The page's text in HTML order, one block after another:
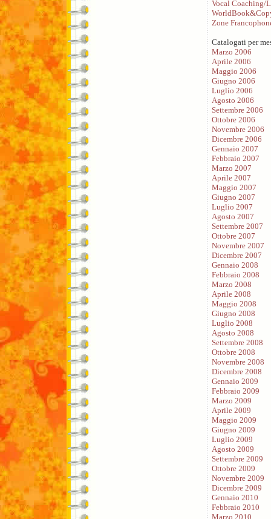
Vocal Coaching/
Zone
Catalogati per
Marzo 2006
Aprile 2006
Maggio 2006
Giugno 2006
Luglio 2006
Agosto 2006
Settembre 2006
Ottobre 2006
Novembre 2006
Dicembre 2006
Gennaio 2007
Febbraio 2007
Marzo 2007
Aprile 2007
Maggio 2007
Giugno 2007
Luglio 2007
Agosto 2007
Settembre 2007
Ottobre 2007
Novembre 2007
Dicembre 2007
Gennaio 2008
Febbraio 2008
Marzo 2008
Aprile 2008
Maggio 2008
Giugno 2008
Luglio 2008
Agosto 2008
Settembre 2008
Ottobre 2008
Novembre 2008
Dicembre 2008
Gennaio 2009
Febbraio 2009
Marzo 2009
Aprile 2009
Maggio 2009
Giugno 2009
Luglio 2009
Agosto 2009
Settembre 2009
Ottobre 2009
Novembre 2009
Dicembre 2009
Gennaio 2010
Febbraio 2010
Marzo 2010